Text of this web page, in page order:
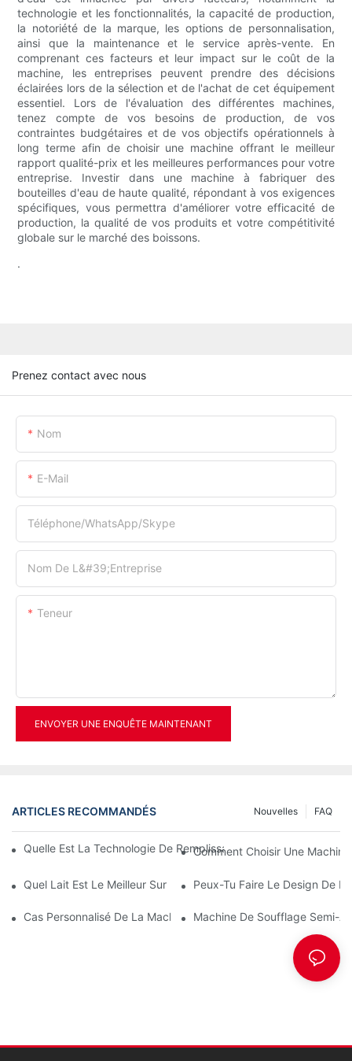
technologie et les fonctionnalités, la capacité de production,
la notoriété de la marque, les options de personnalisation,
ainsi que la maintenance et le service après-vente. En
comprenant ces facteurs et leur impact sur le coût de la
machine, les entreprises peuvent prendre des décisions
éclairées lors de la sélection et de l'achat de cet équipement
essentiel. Lors de l'évaluation des différentes machines,
tenez compte de vos besoins de production, de vos
contraintes budgétaires et de vos objectifs opérationnels à
long terme afin de choisir une machine offrant le meilleur
rapport qualité-prix et les meilleures performances pour votre
entreprise. Investir dans une machine à fabriquer des
bouteilles d'eau de haute qualité, répondant à vos exigences
spécifiques, vous permettra d'améliorer votre efficacité de
production, la qualité de vos produits et votre compétitivité
globale sur le marché des boissons.
.
Prenez contact avec nous
Nom
E-Mail
Téléphone/WhatsApp/Skype
Nom De L&#39;entreprise
Teneur
ENVOYER UNE ENQUÊTE MAINTENANT
ARTICLES RECOMMANDÉS FAQ
Nouvelles
Quelle Est La Technologie De Remplissage À Chaud Pour Les
Comment Choisir Une
Quel Lait Est Le Meilleur Sur Le Plan Nutritionnel : Le Lait En
Peux-Tu Faire Le Design De
Cas Personnalisé De La Machine De Moulage Par Soufflage PET
Machine De Soufflage Semi-